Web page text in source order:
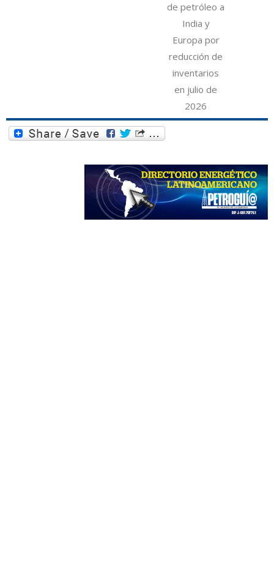
de petróleo a
India y
Europa por
reducción de
inventarios
en julio de
2026